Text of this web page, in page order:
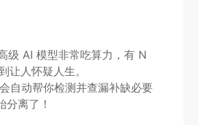
级 AI 模型非常吃算力，有 N
人怀疑人生。
自动帮你检测并查漏补缺必要
离了！